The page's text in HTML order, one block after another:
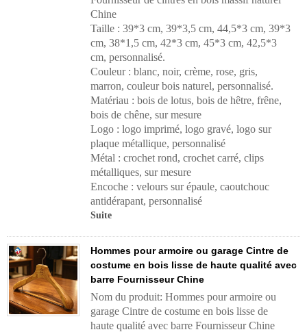
Chine
Taille : 39*3 cm, 39*3,5 cm, 44,5*3 cm, 39*3
cm, 38*1,5 cm, 42*3 cm, 45*3 cm, 42,5*3
cm, personnalisé.
Couleur : blanc, noir, crème, rose, gris,
marron, couleur bois naturel, personnalisé.
Matériau : bois de lotus, bois de hêtre, frêne,
bois de chêne, sur mesure
Logo : logo imprimé, logo gravé, logo sur
plaque métallique, personnalisé
Métal : crochet rond, crochet carré, clips
métalliques, sur mesure
Encoche : velours sur épaule, caoutchouc
antidérapant, personnalisé
Suite
Hommes pour armoire ou garage Cintre de
costume en bois lisse de haute qualité avec
barre Fournisseur Chine
Nom du produit: Hommes pour armoire ou
garage Cintre de costume en bois lisse de
haute qualité avec barre Fournisseur Chine